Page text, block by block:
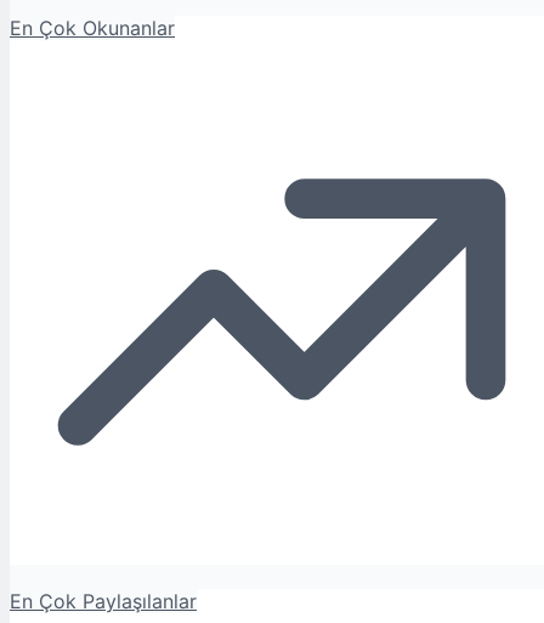
En Çok Okunanlar
En Çok Paylaşılanlar